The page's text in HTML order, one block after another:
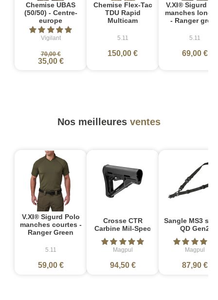
Chemise UBAS
(50/50) - Centre-
europe
Vigilant
70,00 €
35,00 €
Chemise Flex-Tac
TDU Rapid
Multicam
5.11
150,00 €
V.XI® Sigurd
manches
- Ranger
5.11
69,00 €
Nos meilleures ventes
V.XI® Sigurd Polo
manches courtes -
Ranger Green
5.11
59,00 €
Crosse CTR
Carbine Mil-Spec
Magpul
94,50 €
Sangle MS3
QD Gen2
Magpul
87,90 €